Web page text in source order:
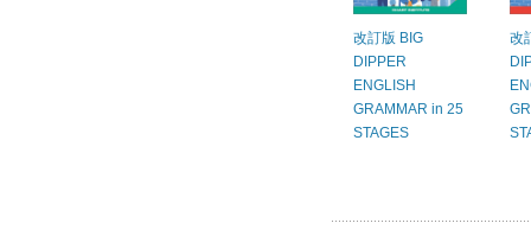
改訂版 BIG
DIPPER
ENGLISH
GRAMMAR in 25
STAGES
改